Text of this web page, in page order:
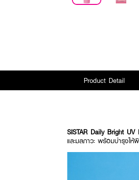
Product Detail
SISTAR Daily Bright UV
และมลภาวะ พร้อมบำรุงให้